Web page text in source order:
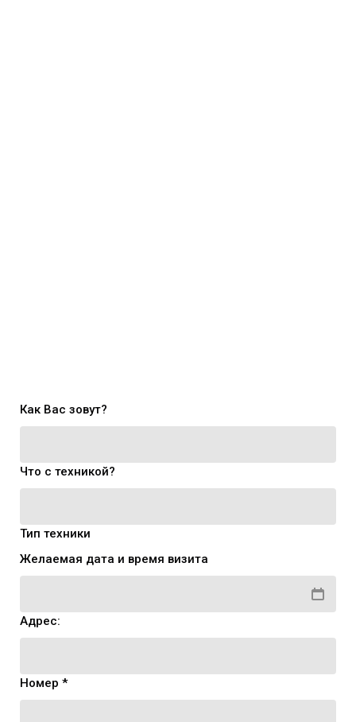
Как Вас зовут?
Что с техникой?
Тип техники
Желаемая дата и время визита
Адрес:
Номер *